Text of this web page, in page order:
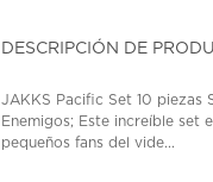
DESCRIPCIÓN DE
JAKKS Pacific Set 10 piezas
Enemigos; Este increíble set
pequeños fans del vide...